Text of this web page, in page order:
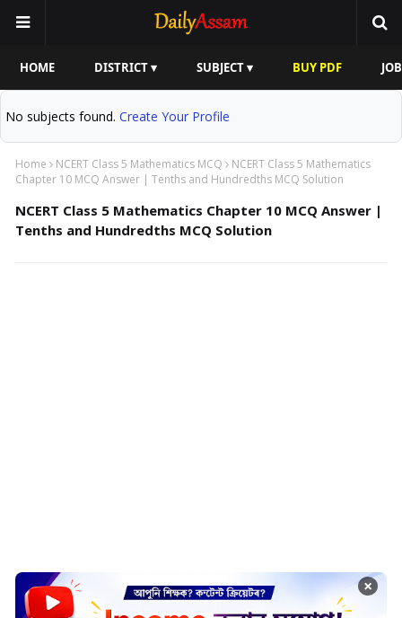
HOME DISTRICT ▾ SUBJECT ▾ BUY PDF
No subjects found. Create Your Profile
Home NCERT Class 5 Mathematics MCQ
NCERT Class 5 Mathematics
Chapter 10 MCQ Answer | Tenths and Hundredths MCQ Solution
NCERT Class 5 Mathematics Chapter 10 MCQ Answer |
Tenths and Hundredths MCQ Solution
×